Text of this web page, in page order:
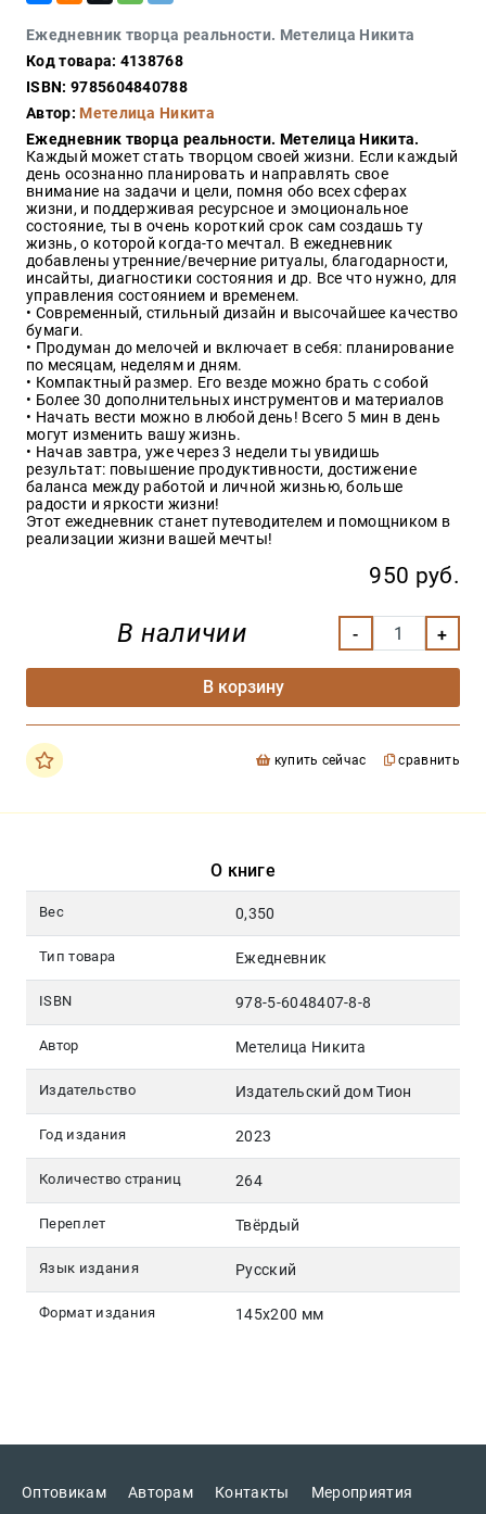
Ежедневник творца реальности. Метелица Никита
Код товара: 4138768
ISBN: 9785604840788
Автор: Метелица Никита
Ежедневник творца реальности. Метелица Никита.
Каждый может стать творцом своей жизни. Если каждый
день осознанно планировать и направлять свое
внимание на задачи и цели, помня обо всех сферах
жизни, и поддерживая ресурсное и эмоциональное
состояние, ты в очень короткий срок сам создашь ту
жизнь, о которой когда-то мечтал. В ежедневник
добавлены утренние/вечерние ритуалы, благодарности,
инсайты, диагностики состояния и др. Все что нужно, для
управления состоянием и временем.
• Современный, стильный дизайн и высочайшее качество
бумаги.
• Продуман до мелочей и включает в себя: планирование
по месяцам, неделям и дням.
• Компактный размер. Его везде можно брать с собой
• Более 30 дополнительных инструментов и материалов
• Начать вести можно в любой день! Всего 5 мин в день
могут изменить вашу жизнь.
• Начав завтра, уже через 3 недели ты увидишь
результат: повышение продуктивности, достижение
баланса между работой и личной жизнью, больше
радости и яркости жизни!
Этот ежедневник станет путеводителем и помощником в
реализации жизни вашей мечты!
950 руб.
В наличии
В корзину
купить сейчас сравнить
О книге
Вес 0,350
Тип товара Ежедневник
ISBN 978-5-6048407-8-8
Автор Метелица Никита
Издательство Издательский дом Тион
Год издания 2023
Количество страниц 264
Переплет Твёрдый
Язык издания Русский
Формат издания 145x200 мм
Оптовикам Авторам Контакты Мероприятия
гастрономия,
Закон
и
здоровье
Оптовикам
Авторам
Контакты
Мероприятия
+7(499)
350-17-
79
Москва
pochta@den-
magazin.ru